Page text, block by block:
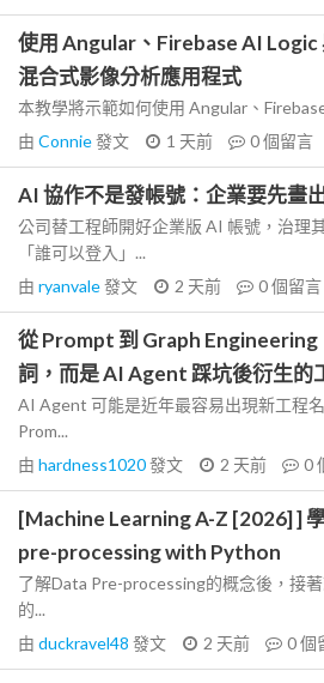
使用 Angular、Firebase AI Logic
混合式影像分析應用程式
本教學將示範如何使用 Angular、
由 Connie發文 1 天前 0個留言
AI 協作不是發帳號：企業要先畫
公司替工程師開好企業版 AI 帳號，治理
「誰可以登入」...
由 ryanvale發文 2 天前 0個留言
從 Prompt 到 Graph Engineering
詞，而是 AI Agent 踩坑後衍生的
AI Agent 可能是近年最容易出現新工程
Prom...
由 hardness1020發文 2 天前 0
[Machine Learning A-Z [2026] ]
pre-processing with Python
了解Data Pre-processing的概念後，接
的...
由 duckravel48 發文 2 天前 0個